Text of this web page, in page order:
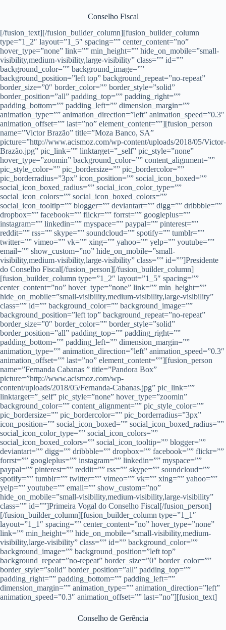
Conselho Fiscal
[/fusion_text][/fusion_builder_column][fusion_builder_column
type=”1_2″ layout=”1_5″ spacing=”” center_content=”no”
hover_type=”none” link=”” min_height=”” hide_on_mobile=”small-
visibility,medium-visibility,large-visibility” class=”” id=””
background_color=”” background_image=””
background_position=”left top” background_repeat=”no-repeat”
border_size=”0″ border_color=”” border_style=”solid”
border_position=”all” padding_top=”” padding_right=””
padding_bottom=”” padding_left=”” dimension_margin=””
animation_type=”” animation_direction=”left” animation_speed=”0.3″
animation_offset=”” last=”no” element_content=””][fusion_person
name=”Victor Brazão” title=”Moza Banco, SA”
picture=”http://www.acismoz.com/wp-content/uploads/2018/05/Victor-
Brazão.jpg” pic_link=”” linktarget=”_self” pic_style=”none”
hover_type=”zoomin” background_color=”” content_alignment=””
pic_style_color=”” pic_bordersize=”” pic_bordercolor=””
pic_borderradius=”3px” icon_position=”” social_icon_boxed=””
social_icon_boxed_radius=”” social_icon_color_type=””
social_icon_colors=”” social_icon_boxed_colors=””
social_icon_tooltip=”” blogger=”” deviantart=”” digg=”” dribbble=””
dropbox=”” facebook=”” flickr=”” forrst=”” googleplus=””
instagram=”” linkedin=”” myspace=”” paypal=”” pinterest=””
reddit=”” rss=”” skype=”” soundcloud=”” spotify=”” tumblr=””
twitter=”” vimeo=”” vk=”” xing=”” yahoo=”” yelp=”” youtube=””
email=”” show_custom=”no” hide_on_mobile=”small-
visibility,medium-visibility,large-visibility” class=”” id=””]Presidente
do Conselho Fiscal[/fusion_person][/fusion_builder_column]
[fusion_builder_column type=”1_2″ layout=”1_5″ spacing=””
center_content=”no” hover_type=”none” link=”” min_height=””
hide_on_mobile=”small-visibility,medium-visibility,large-visibility”
class=”” id=”” background_color=”” background_image=””
background_position=”left top” background_repeat=”no-repeat”
border_size=”0″ border_color=”” border_style=”solid”
border_position=”all” padding_top=”” padding_right=””
padding_bottom=”” padding_left=”” dimension_margin=””
animation_type=”” animation_direction=”left” animation_speed=”0.3″
animation_offset=”” last=”no” element_content=””][fusion_person
name=”Fernanda Cabanas ” title=”Pandora Box”
picture=”http://www.acismoz.com/wp-
content/uploads/2018/05/Fernanda-Cabanas.jpg” pic_link=””
linktarget=”_self” pic_style=”none” hover_type=”zoomin”
background_color=”” content_alignment=”” pic_style_color=””
pic_bordersize=”” pic_bordercolor=”” pic_borderradius=”3px”
icon_position=”” social_icon_boxed=”” social_icon_boxed_radius=””
social_icon_color_type=”” social_icon_colors=””
social_icon_boxed_colors=”” social_icon_tooltip=”” blogger=””
deviantart=”” digg=”” dribbble=”” dropbox=”” facebook=”” flickr=””
forrst=”” googleplus=”” instagram=”” linkedin=”” myspace=””
paypal=”” pinterest=”” reddit=”” rss=”” skype=”” soundcloud=””
spotify=”” tumblr=”” twitter=”” vimeo=”” vk=”” xing=”” yahoo=””
yelp=”” youtube=”” email=”” show_custom=”no”
hide_on_mobile=”small-visibility,medium-visibility,large-visibility”
class=”” id=””]Primeira Vogal do Conselho Fiscal[/fusion_person]
[/fusion_builder_column][fusion_builder_column type=”1_1″
layout=”1_1″ spacing=”” center_content=”no” hover_type=”none”
link=”” min_height=”” hide_on_mobile=”small-visibility,medium-
visibility,large-visibility” class=”” id=”” background_color=””
background_image=”” background_position=”left top”
background_repeat=”no-repeat” border_size=”0″ border_color=””
border_style=”solid” border_position=”all” padding_top=””
padding_right=”” padding_bottom=”” padding_left=””
dimension_margin=”” animation_type=”” animation_direction=”left”
animation_speed=”0.3″ animation_offset=”” last=”no”][fusion_text]
Conselho de Gerência